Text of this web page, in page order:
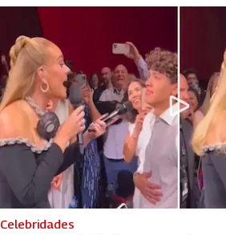
Celebridades